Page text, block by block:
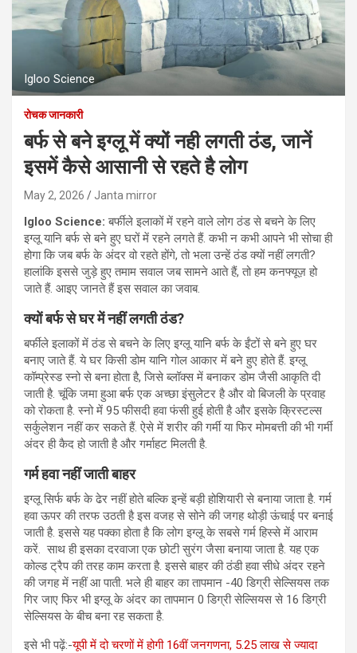
Igloo Science
रोचक जानकारी
बर्फ से बने इग्लू में क्यों नही लगती ठंड, जानें
इसमें कैसे आसानी से रहते है लोग
May 2, 2026 Janta mirror
Igloo Science: बर्फीले इलाकों में रहने वाले लोग ठंड से बचने के लिए
इग्लू यानि बर्फ से बने हुए घरों में रहने लगते हैं. कभी न कभी आपने भी सोचा ही
होगा कि जब बर्फ के अंदर वो रहते होंगे, तो भला उन्हें ठंड क्यों नहीं लगती?
हालांकि इससे जुड़े हुए तमाम सवाल जब सामने आते हैं, तो हम कनफ्यूज़ हो
जाते हैं. आइए जानते हैं इस सवाल का जवाब.
क्यों बर्फ से घर में नहीं लगती ठंड?
बर्फीले इलाकों में ठंड से बचने के लिए इग्लू यानि बर्फ के ईंटों से बने हुए घर
बनाए जाते हैं. ये घर किसी डोम यानि गोल आकार में बने हुए होते हैं. इग्लू
कॉम्प्रेस्ड स्नो से बना होता है, जिसे ब्लॉक्स में बनाकर डोम जैसी आकृति दी
जाती है. चूंकि जमा हुआ बर्फ एक अच्छा इंसुलेटर है और वो बिजली के प्रवाह
को रोकता है. स्नो में 95 फीसदी हवा फंसी हुई होती है और इसके क्रिस्टल्स
सर्कुलेशन नहीं कर सकते हैं. ऐसे में शरीर की गर्मी या फिर मोमबत्ती की भी गर्मी
अंदर ही कैद हो जाती है और गर्माहट मिलती है.
गर्म हवा नहीं जाती बाहर
इग्लू सिर्फ बर्फ के ढेर नहीं होते बल्कि इन्हें बड़ी होशियारी से बनाया जाता है. गर्म
हवा ऊपर की तरफ उठती है इस वजह से सोने की जगह थोड़ी ऊंचाई पर बनाई
जाती है. इससे यह पक्का होता है कि लोग इग्लू के सबसे गर्म हिस्से में आराम
करें. साथ ही इसका दरवाजा एक छोटी सुरंग जैसा बनाया जाता है. यह एक
कोल्ड ट्रैप की तरह काम करता है. इससे बाहर की ठंडी हवा सीधे अंदर रहने
की जगह में नहीं आ पाती. भले ही बाहर का तापमान -40 डिग्री सेल्सियस तक
गिर जाए फिर भी इग्लू के अंदर का तापमान 0 डिग्री सेल्सियस से 16 डिग्री
सेल्सियस के बीच बना रह सकता है.
इसे भी पढ़ें:-यूपी में दो चरणों में होगी 16वीं जनगणना, 5.25 लाख से ज्यादा